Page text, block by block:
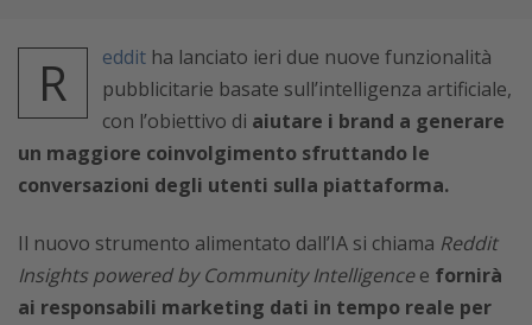
R eddit ha lanciato ieri due nuove funzionalità
pubblicitarie basate sull’intelligenza artificiale,
con l’obiettivo di aiutare i brand a generare
un maggiore coinvolgimento sfruttando le
conversazioni degli utenti sulla piattaforma.
Il nuovo strumento alimentato dall’IA si chiama Reddit
Insights powered by Community Intelligencee fornirà
ai responsabili marketing dati in tempo reale per